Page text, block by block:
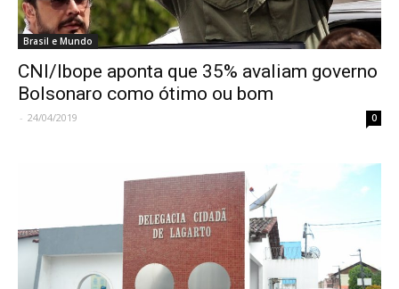
Brasil e Mundo
CNI/Ibope aponta que 35% avaliam governo
Bolsonaro como ótimo ou bom
- 24/04/2019 0